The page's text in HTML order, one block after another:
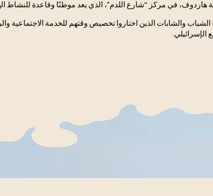
في مركز “شارع اللدم”، الذي يعد موطنًا وقاعدة للنشاط
الشباب والشابات الذين اختاروا تخصيص وقتهم للخدمة الاجتماعية